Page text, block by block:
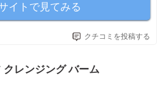
イトで見てみる
クチコミを投稿する
クレンジング バーム